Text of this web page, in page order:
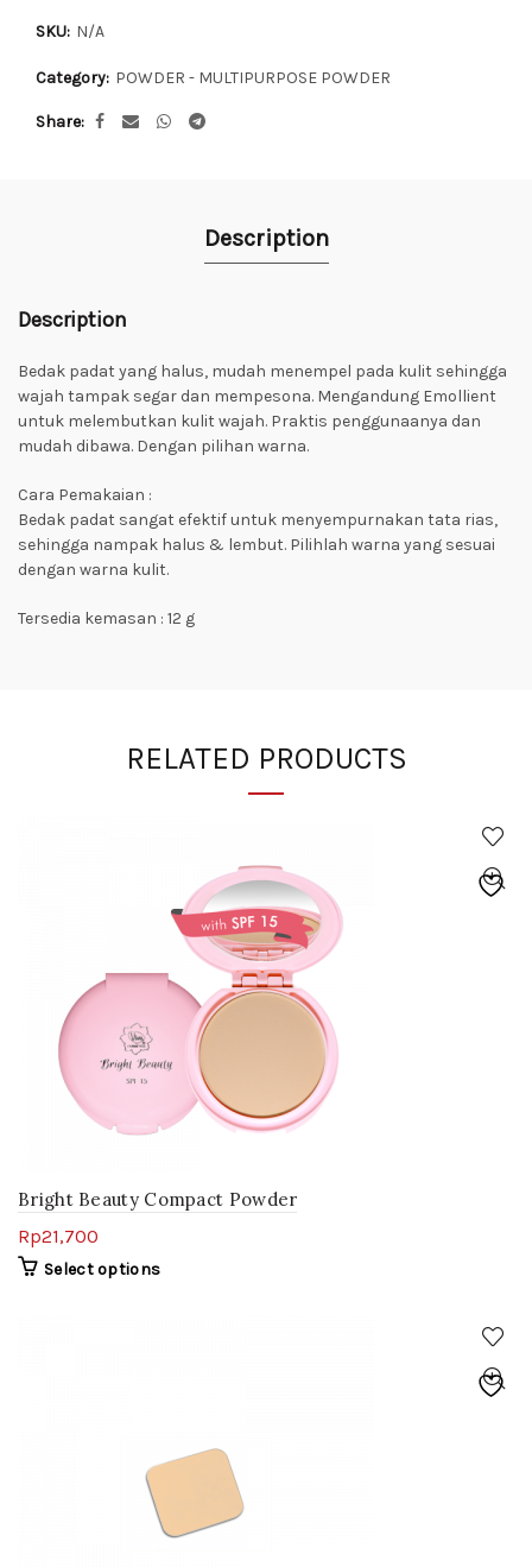
SKU: N/A
Category: POWDER - MULTIPURPOSE POWDER
Share
Description
Description
Bedak padat yang halus, mudah menempel pada kulit sehingga
wajah tampak segar dan mempesona. Mengandung Emollient
untuk melembutkan kulit wajah. Praktis penggunaanya dan
mudah dibawa. Dengan pilihan warna.
Cara Pemakaian :
Bedak padat sangat efektif untuk menyempurnakan tata rias,
sehingga nampak halus & lembut. Pilihlah warna yang sesuai
dengan warna kulit.
Tersedia kemasan : 12 g
RELATED PRODUCTS
Bright Beauty Compact Powder
Rp21,700
Select options